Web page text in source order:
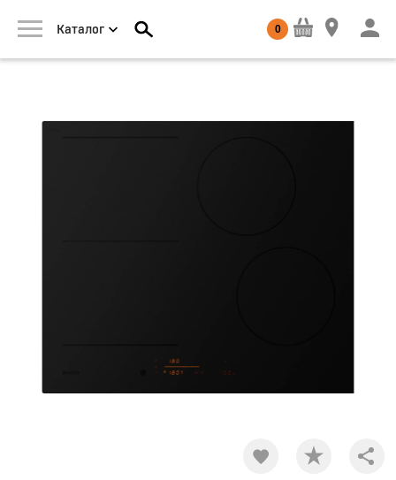
Каталог 0